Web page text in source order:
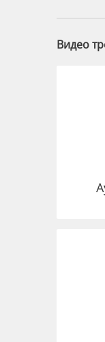
Видео